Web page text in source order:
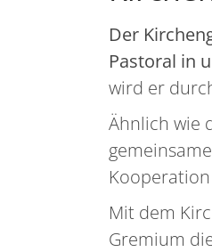
Der
Pastoral in
wird er
Ähnlich wie
Mit dem
Gremium